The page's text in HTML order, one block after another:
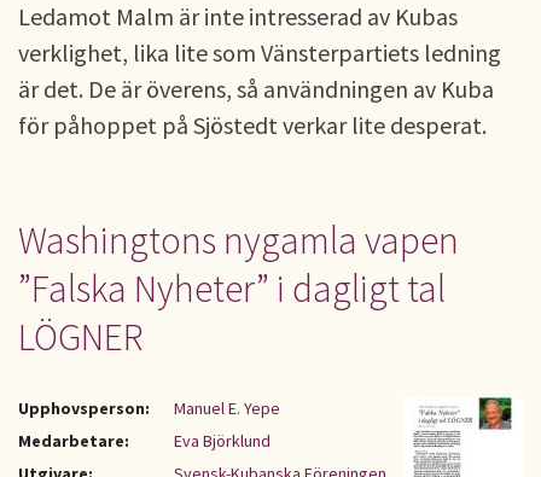
Ledamot Malm är inte intresserad av Kubas
verklighet, lika lite som Vänsterpartiets ledning
är det. De är överens, så användningen av Kuba
för påhoppet på Sjöstedt verkar lite desperat.
Washingtons nygamla vapen
”Falska Nyheter” i dagligt tal
LÖGNER
Upphovsperson:
Manuel E. Yepe
Medarbetare:
Eva Björklund